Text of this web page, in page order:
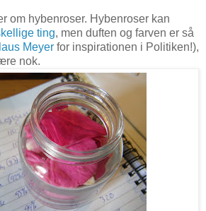
om hybenroser. Hybenroser kan
ting, men duften og farven er så
Meyer for inspirationen i Politiken!),
nok.